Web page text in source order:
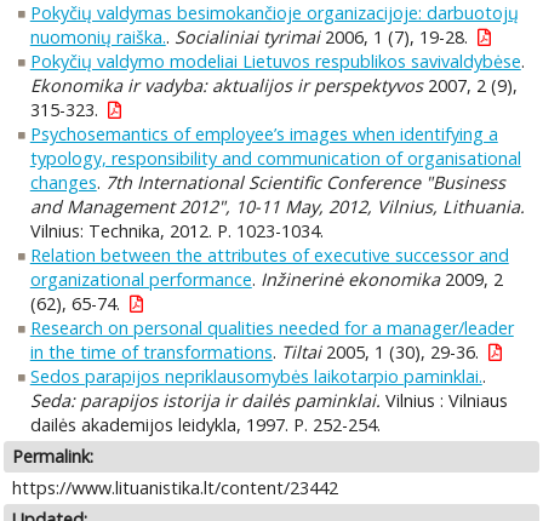
Pokyčių valdymas besimokančioje organizacijoje: darbuotojų
nuomonių raiška.. Socialiniai tyrimai2006, 1 (7), 19-28.
Pokyčių valdymo modeliai Lietuvos respublikos savivaldybėse.
Ekonomika ir vadyba: aktualijos ir perspektyvos2007, 2 (9),
315-323.
Psychosemantics of employee’s images when identifying a
typology, responsibility and communication of organisational
changes. 7th International Scientific Conference "Business
and Management 2012", 10-11 May, 2012, Vilnius, Lithuania.
Vilnius: Technika, 2012. P. 1023-1034.
Relation between the attributes of executive successor and
organizational performance. Inžinerinė ekonomika2009, 2
(62), 65-74.
Research on personal qualities needed for a manager/leader
in the time of transformations. Tiltai2005, 1 (30), 29-36.
Sedos parapijos nepriklausomybės laikotarpio paminklai..
Seda: parapijos istorija ir dailės paminklai. Vilnius : Vilniaus
dailės akademijos leidykla, 1997. P. 252-254.
Permalink:
https://www.lituanistika.lt/content/23442